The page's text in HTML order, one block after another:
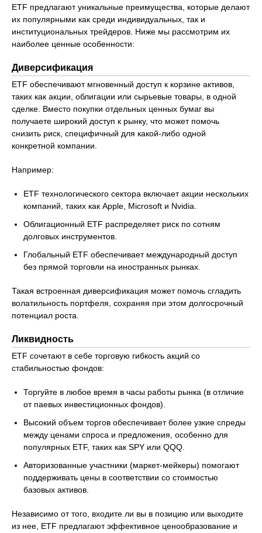
ETF предлагают уникальные преимущества, которые делают
их популярными как среди индивидуальных, так и
институциональных трейдеров. Ниже мы рассмотрим их
наиболее ценные особенности:
Диверсификация
ETF обеспечивают мгновенный доступ к корзине активов,
таких как акции, облигации или сырьевые товары, в одной
сделке. Вместо покупки отдельных ценных бумаг вы
получаете широкий доступ к рынку, что может помочь
снизить риск, специфичный для какой-либо одной
конкретной компании.
Например:
ETF технологического сектора включает акции нескольких
компаний, таких как Apple, Microsoft и Nvidia.
Облигационный ETF распределяет риск по сотням
долговых инструментов.
Глобальный ETF обеспечивает международный доступ
без прямой торговли на иностранных рынках.
Такая встроенная диверсификация может помочь сгладить
волатильность портфеля, сохраняя при этом долгосрочный
потенциал роста.
Ликвидность
ETF сочетают в себе торговую гибкость акций со
стабильностью фондов:
Торгуйте в любое время в часы работы рынка (в отличие
от паевых инвестиционных фондов).
Высокий объем торгов обеспечивает более узкие спреды
между ценами спроса и предложения, особенно для
популярных ETF, таких как SPY или QQQ.
Авторизованные участники (маркет-мейкеры) помогают
поддерживать цены в соответствии со стоимостью
базовых активов.
Независимо от того, входите ли вы в позицию или выходите
из нее, ETF предлагают эффективное ценообразование и